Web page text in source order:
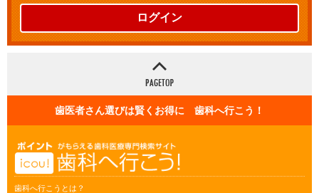
ログイン
歯医者さん選びは賢くお得に 歯科へ行こう！
歯科へ行こうとは？